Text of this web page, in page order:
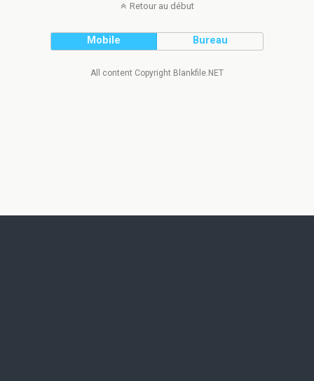
Retour au début
Mobile Bureau
All content Copyright Blankfile.NET